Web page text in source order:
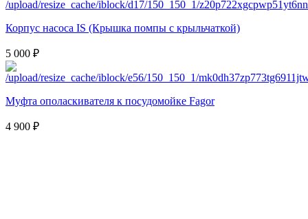
Корпус насоса IS (Крышка помпы с крыльчаткой)
5 000 ₽
Муфта ополаскивателя к посудомойке Fagor
4 900 ₽